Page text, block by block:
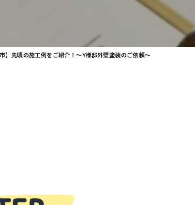
市】先頃の施工例をご紹介！～Y様邸外壁塗装のご依頼～